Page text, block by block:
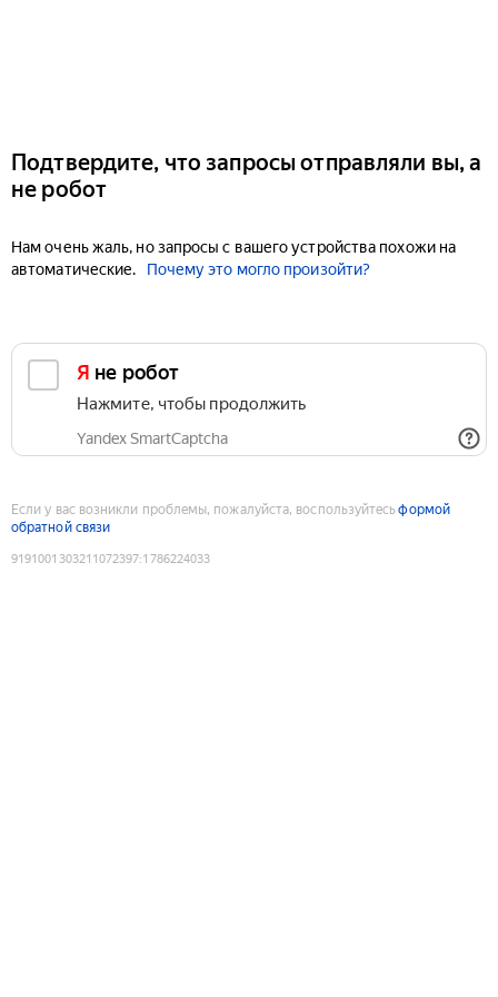
Подтвердите, что запросы отправляли вы, а
не робот
Нам очень жаль, но запросы с вашего устройства похожи на
автоматические.
Почему это могло произойти?
Я не робот
Нажмите, чтобы продолжить
Yandex SmartCaptcha
Если у вас возникли проблемы, пожалуйста, воспользуйтесьформой
обратной связи
9191001303211072397:1786224033